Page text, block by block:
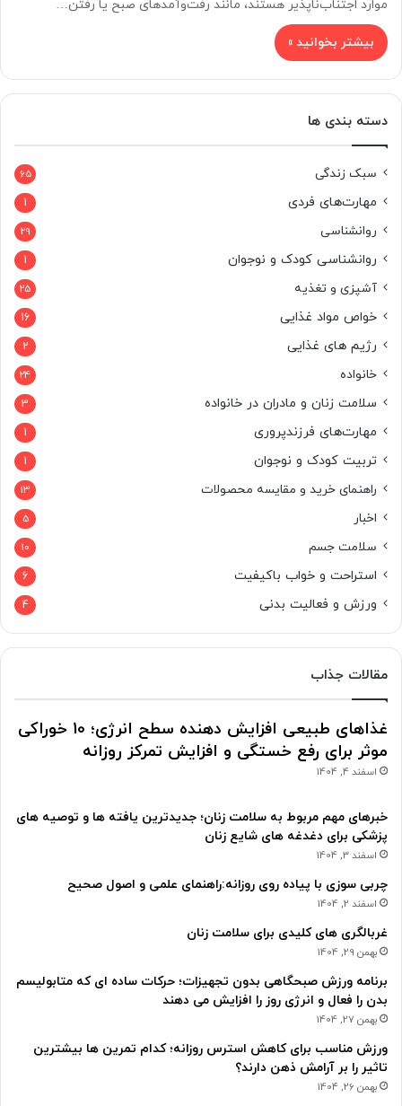
موارد اجتناب‌ناپذیر هستند، مانند رفت‌و‌آمدهای صبح یا رفتن…
بیشتر بخوانید »
دسته بندی ها
سبک زندگی 65
مهارت‌های فردی 1
روانشناسی 29
روانشناسی کودک و نوجوان 1
آشپزی و تغذیه 25
خواص مواد غذایی 16
رژیم های غذایی 2
خانواده 24
سلامت زنان و مادران در خانواده 3
مهارت‌های فرزندپروری 1
تربیت کودک و نوجوان 1
راهنمای خرید و مقایسه محصولات 13
اخبار 5
سلامت جسم 10
استراحت و خواب باکیفیت 6
ورزش و فعالیت بدنی 4
مقالات جذاب
غذاهای طبیعی افزایش دهنده سطح انرژی؛ 10 خوراکی
موثر برای رفع خستگی و افزایش تمرکز روزانه
اسفند 4, 1404
خبرهای مهم مربوط به سلامت زنان؛ جدیدترین یافته ها و توصیه های
پزشکی برای دغدغه های شایع زنان
اسفند 3, 1404
چربی سوزی با پیاده روی روزانه:راهنمای علمی و اصول صحیح
اسفند 2, 1404
غربالگری های کلیدی برای سلامت زنان
بهمن 29, 1404
برنامه ورزش صبحگاهی بدون تجهیزات؛ حرکات ساده ای که متابولیسم
بدن را فعال و انرژی روز را افزایش می دهند
بهمن 27, 1404
ورزش مناسب برای کاهش استرس روزانه؛ کدام تمرین ها بیشترین
تاثیر را بر آرامش ذهن دارند؟
بهمن 26, 1404